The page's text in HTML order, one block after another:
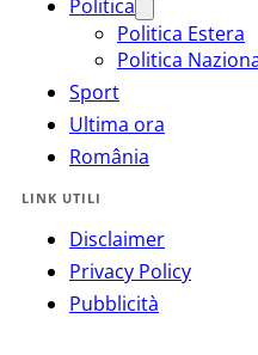
Politica
Politica Estera
Politica
Sport
Ultima ora
România
LINK UTILI
Disclaimer
Privacy Policy
Pubblicità